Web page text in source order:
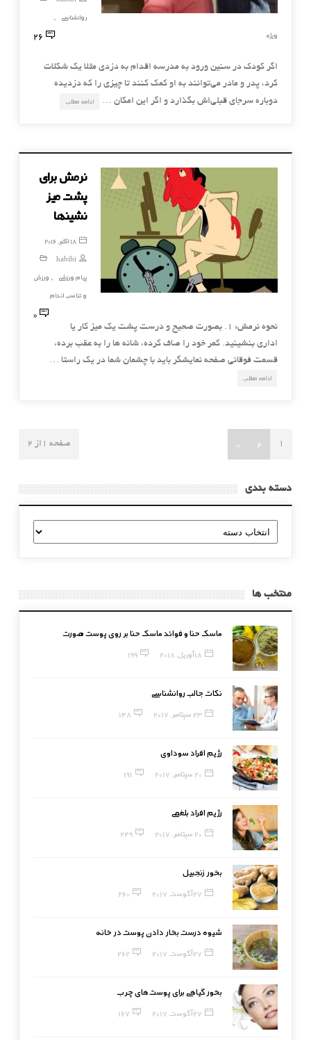
روانشناسی
,
ویژه 26
اگر كودك در سنین ورود به مدرسه اقدام به دزدی مثلا یك شكلات
كرد، پدر و مادر می‌توانند به او كمك كنند تا چیزی را كه دزدیده
دوباره سرجای قبلی‌اش بگذارد و اگر این امكان …
ادامه مطلب
نرمش برای
پشت میز
نشینها
18 اکتبر, 2016
habibi
پیام ورزشی
, ورزش
و تناسب اندام
0
نحوه نرمش: 1. بصورت صحیح و درست پشت یک میز کار یا
اداری بنشینید. کمر خود را صاف کرده، شانه ها را به عقب برده،
قسمت فوقانی صفحه نمایشگر باید با چشمان شما در یک راستا …
ادامه مطلب
صفحه 1از 2 1
2
»
دسته بندی
دسته
بندی
منتخب ها
ماسک حنا و فوائد ماسک حنا بر روی پوست صورت
18 آوریل, 2018 199
نکات جالب روانشناسی
23 سپتامبر, 2017 148
رژیم افراد سوداوی
20 سپتامبر, 2017 191
رژیم افراد بلغمی
20 سپتامبر, 2017 249
بخور زنجبیل
27 آگوست, 2017 260
شیوه درست بخار دادن پوست در خانه
27 آگوست, 2017 262
بخور گیاهی برای پوست‌های چرب
27 آگوست, 2017 167